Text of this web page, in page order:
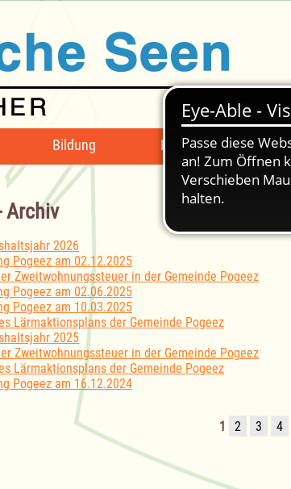
Bildung Mängelmeldung
Archiv
2026
Pogeez am 02.12.2025
Zweitwohnungssteuer in der Gemeinde Pogeez
Pogeez am 02.06.2025
Pogeez am 10.03.2025
Lärmaktionsplans der Gemeinde Pogeez
2025
Zweitwohnungssteuer in der Gemeinde Pogeez
Lärmaktionsplans der Gemeinde Pogeez
Pogeez am 16.12.2024
1 2 3 4